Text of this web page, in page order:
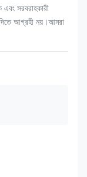
সরবরাহকারী
দিতে আগ্রহী নয়।আমরা